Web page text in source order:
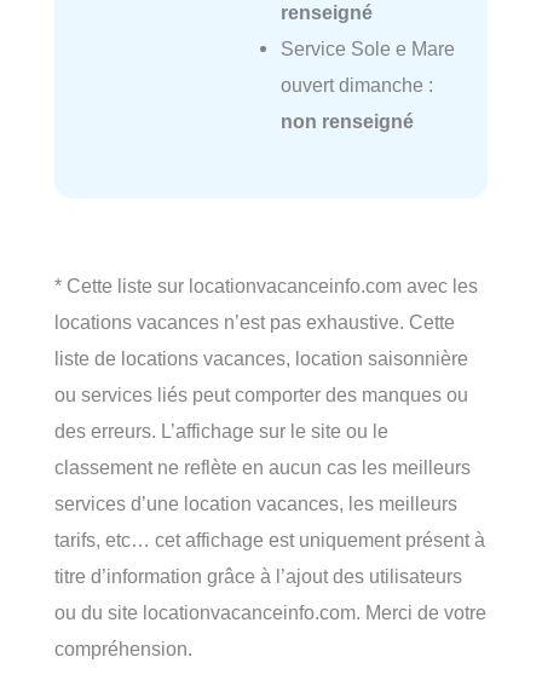
renseigné
Service Sole e Mare
ouvert dimanche :
non renseigné
* Cette liste sur locationvacanceinfo.com avec les
locations vacances n’est pas exhaustive. Cette
liste de locations vacances, location saisonnière
ou services liés peut comporter des manques ou
des erreurs. L’affichage sur le site ou le
classement ne reflète en aucun cas les meilleurs
services d’une location vacances, les meilleurs
tarifs, etc… cet affichage est uniquement présent à
titre d’information grâce à l’ajout des utilisateurs
ou du site locationvacanceinfo.com. Merci de votre
compréhension.